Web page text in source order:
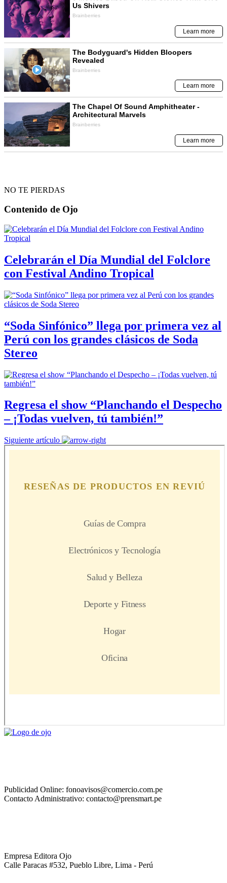
NO TE PIERDAS
Contenido de Ojo
Celebrarán el Día Mundial del Folclore
con Festival Andino Tropical
“Soda Sinfónico” llega por primera vez al
Perú con los grandes clásicos de Soda
Stereo
Regresa el show “Planchando el Despecho
– ¡Todas vuelven, tú también!”
Siguiente artículo
Publicidad Online: fonoavisos@comercio.com.pe
Contacto Administrativo: contacto@prensmart.pe
Empresa Editora Ojo
Calle Paracas #532, Pueblo Libre, Lima - Perú